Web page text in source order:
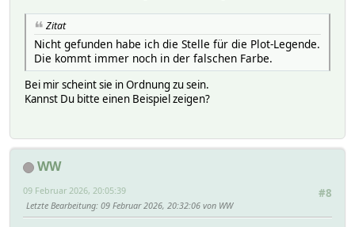
Zitat
Nicht gefunden habe ich die Stelle für die Plot-Legende.
Die kommt immer noch in der falschen Farbe.
Bei mir scheint sie in Ordnung zu sein.
Kannst Du bitte einen Beispiel zeigen?
WW
#8
09 Februar 2026, 20:05:39
Letzte Bearbeitung: 09 Februar 2026, 20:32:06 von WW